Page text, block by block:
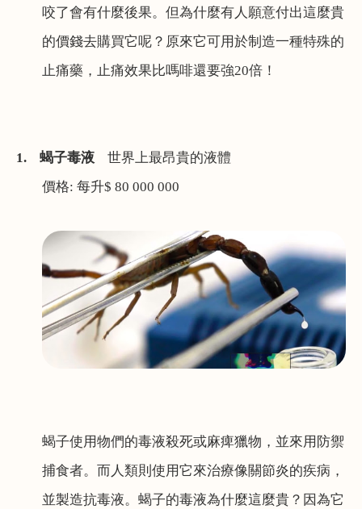
咬了會有什麼後果。但為什麼有人願意付出這麼貴
的價錢去購買它呢？原來它可用於制造一種特殊的
止痛藥，止痛效果比嗎啡還要強20倍！
1. 蝎子毒液 世界上最昂貴的液體
價格: 每升$ 80 000 000
蝎子使用物們的毒液殺死或麻痺獵物，並來用防禦
捕食者。而人類則使用它來治療像關節炎的疾病，
並製造抗毒液。 蝎子的毒液為什麼這麼貴？因為它